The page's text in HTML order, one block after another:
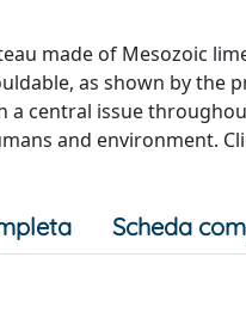
made of Mesozoic
as shown by the
a central issue
and environment.
Scheda